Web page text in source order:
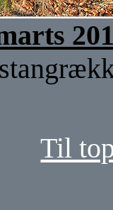
Til